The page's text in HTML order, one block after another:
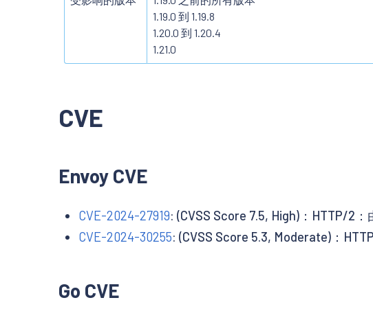
1.19.0 到 1.19.8
1.20.0 到 1.20.4
1.21.0
CVE
Envoy CVE
CVE-2024-27919: (CVSS Score 7.5, High)：HTTP/2：
CVE-2024-30255: (CVSS Score 5.3, Moderate)：
Go CVE